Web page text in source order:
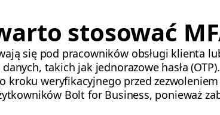
stosować
się pod pracowników obsługi klienta
takich jak jednorazowe hasła
kroku weryfikacyjnego przed
Bolt for Business, ponieważ